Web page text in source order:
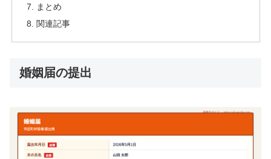
まとめ
関連記事
婚姻届の提出